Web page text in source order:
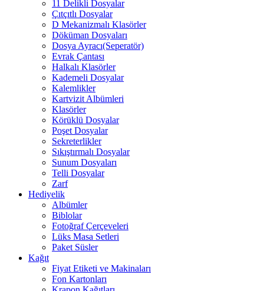
11 Delikli Dosyalar
Çıtçıtlı Dosyalar
D Mekanizmalı Klasörler
Döküman Dosyaları
Dosya Ayracı(Seperatör)
Evrak Çantası
Halkalı Klasörler
Kademeli Dosyalar
Kalemlikler
Kartvizit Albümleri
Klasörler
Körüklü Dosyalar
Poşet Dosyalar
Sekreterlikler
Sıkıştırmalı Dosyalar
Sunum Dosyaları
Telli Dosyalar
Zarf
Hediyelik
Albümler
Biblolar
Fotoğraf Çerçeveleri
Lüks Masa Setleri
Paket Süsler
Kağıt
Fiyat Etiketi ve Makinaları
Fon Kartonları